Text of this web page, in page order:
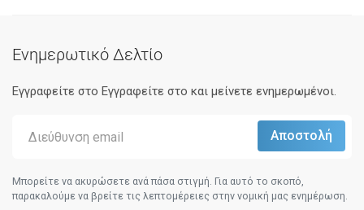
Ενημερωτικό Δελτίο
Εγγραφείτε στο Eγγραφείτε στο και μείνετε ενημερωμένοι.
Μπορείτε να ακυρώσετε ανά πάσα στιγμή. Για αυτό το σκοπό,
παρακαλούμε να βρείτε τις λεπτομέρειες στην νομική μας ενημέρωση.